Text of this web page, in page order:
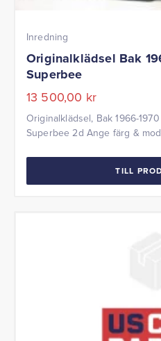
Inredning
Originalklädsel Bak
Superbee
13 500,00 kr
Originalklädsel, Bak 1966-
Superbee 2d Ange färg &
TILL